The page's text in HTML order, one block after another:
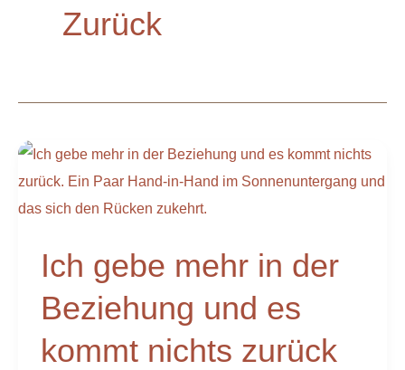
Zurück
Ich gebe mehr in der
Beziehung und es
kommt nichts zurück
Ich
gebe
mehr
der
Beziehung
und
es